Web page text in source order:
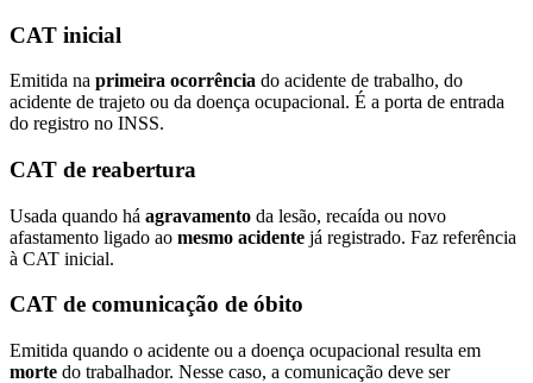
CAT inicial
Emitida na primeira ocorrência do acidente de trabalho, do
acidente de trajeto ou da doença ocupacional. É a porta de entrada
do registro no INSS.
CAT de reabertura
Usada quando há agravamento da lesão, recaída ou novo
afastamento ligado ao mesmo acidente já registrado. Faz referência
à CAT inicial.
CAT de comunicação de óbito
Emitida quando o acidente ou a doença ocupacional resulta em
morte do trabalhador. Nesse caso, a comunicação deve ser